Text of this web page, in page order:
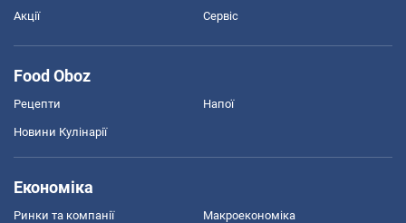
Акції Сервіс
Food Oboz
Рецепти Напої
Новини Кулінарії
Економіка
Ринки та компанії Макроекономіка